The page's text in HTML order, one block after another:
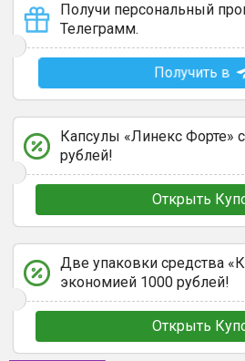
Получи персональный
Телеграмм.
Получить в
Капсулы «Линекс Форте»
рублей!
Открыть
Две упаковки средства
экономией 1000 рублей!
Открыть